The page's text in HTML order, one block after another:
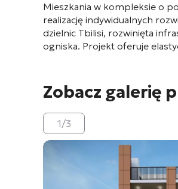
Mieszkania w kompleksie o
realizację indywidualnych
dzielnic Tbilisi, rozwinięta
ogniska. Projekt oferuje
Zobacz galerię
1/3